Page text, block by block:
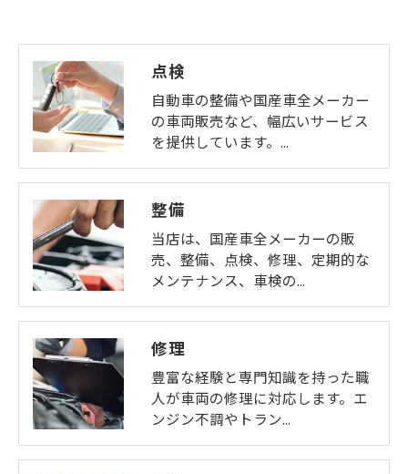
点検
自動車の整備や国産車全メーカー
の車両販売など、幅広いサービス
を提供しています。…
整備
当店は、国産車全メーカーの販
売、整備、点検、修理、定期的な
メンテナンス、車検の…
修理
豊富な経験と専門知識を持った職
人が車両の修理に対応します。エ
ンジン不調やトラン…